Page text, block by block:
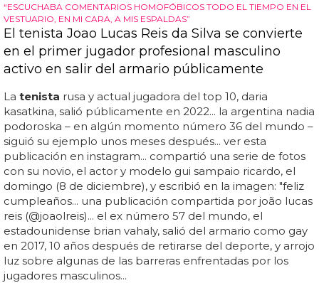
“ESCUCHABA COMENTARIOS HOMOFÓBICOS TODO EL TIEMPO EN EL
VESTUARIO, EN MI CARA, A MIS ESPALDAS”
El tenista Joao Lucas Reis da Silva se convierte
en el primer jugador profesional masculino
activo en salir del armario públicamente
La tenista rusa y actual jugadora del top 10, daria
kasatkina, salió públicamente en 2022... la argentina nadia
podoroska – en algún momento número 36 del mundo –
siguió su ejemplo unos meses después... ver esta
publicación en instagram... compartió una serie de fotos
con su novio, el actor y modelo gui sampaio ricardo, el
domingo (8 de diciembre), y escribió en la imagen: "feliz
cumpleaños... una publicación compartida por joão lucas
reis (@joaolreis)... el ex número 57 del mundo, el
estadounidense brian vahaly, salió del armario como gay
en 2017, 10 años después de retirarse del deporte, y arrojo
luz sobre algunas de las barreras enfrentadas por los
jugadores masculinos...